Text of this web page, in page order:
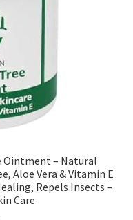
Ointment – Natural
Aloe Vera & Vitamin E
Repels Insects –
Care